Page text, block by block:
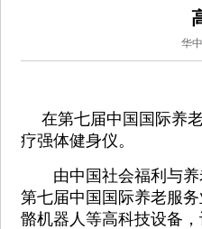
华
在第七届中国国际养
疗强体健身仪。
由中国社会福利与养
第七届中国国际养老服
骼机器人等高科技设备，